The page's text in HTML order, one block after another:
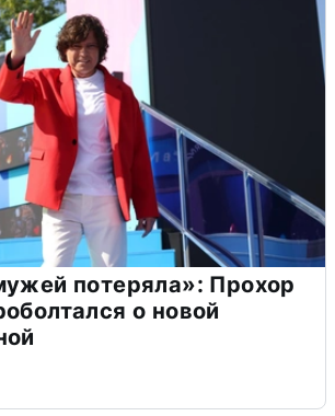
потеряла»: Прохор
о новой